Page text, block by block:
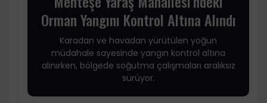
Orman Yangını Kontrol Altına Alındı
Karadan ve havadan yürütülen yoğun
müdahale sayesinde yangın kontrol altına
alınırken, bölgede soğutma çalışmaları aralıksız
sürüyor.